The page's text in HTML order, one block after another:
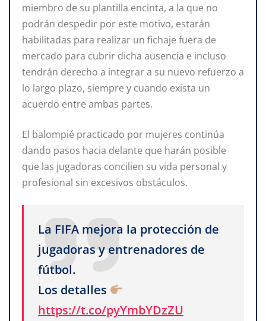
miembro de su plantilla encinta, a la que no
podrán despedir por este motivo, estarán
habilitadas para realizar un fichaje fuera de
mercado para cubrir dicha ausencia e incluso
tendrán derecho a integrar a su nuevo refuerzo a
lo largo plazo, siempre y cuando exista un
acuerdo entre ambas partes.
El balompié practicado por mujeres continúa
dando pasos hacia delante que harán posible
que las jugadoras concilien su vida personal y
profesional sin excesivos obstáculos.
La FIFA mejora la protección de
jugadoras y entrenadores de
fútbol.
Los detalles
https://t.co/pyYmbYDzZU